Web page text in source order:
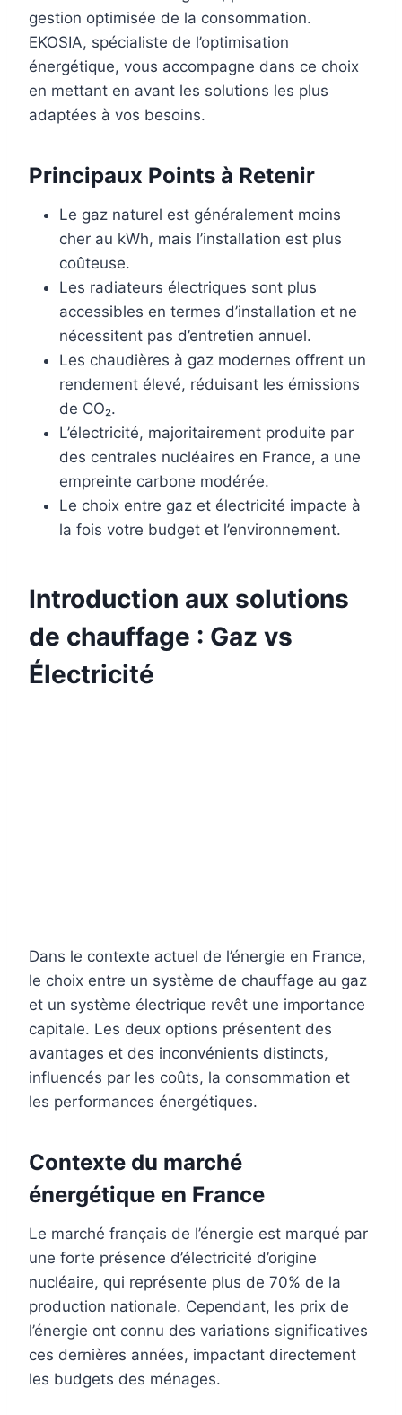
gestion optimisée de la consommation.
EKOSIA, spécialiste de l’optimisation
énergétique, vous accompagne dans ce choix
en mettant en avant les solutions les plus
adaptées à vos besoins.
Principaux Points à Retenir
Le gaz naturel est généralement moins
cher au kWh, mais l’installation est plus
coûteuse.
Les radiateurs électriques sont plus
accessibles en termes d’installation et ne
nécessitent pas d’entretien annuel.
Les chaudières à gaz modernes offrent un
rendement élevé, réduisant les émissions
de CO₂.
L’électricité, majoritairement produite par
des centrales nucléaires en France, a une
empreinte carbone modérée.
Le choix entre gaz et électricité impacte à
la fois votre budget et l’environnement.
Introduction aux solutions
de chauffage : Gaz vs
Électricité
Dans le contexte actuel de l’énergie en France,
le choix entre un système de chauffage au gaz
et un système électrique revêt une importance
capitale. Les deux options présentent des
avantages et des inconvénients distincts,
influencés par les coûts, la consommation et
les performances énergétiques.
Contexte du marché
énergétique en France
Le marché français de l’énergie est marqué par
une forte présence d’électricité d’origine
nucléaire, qui représente plus de 70% de la
production nationale. Cependant, les prix de
l’énergie ont connu des variations significatives
ces dernières années, impactant directement
les budgets des ménages.